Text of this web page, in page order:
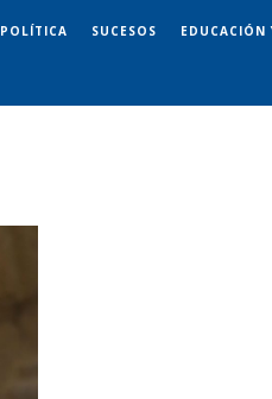
POLÍTICA SUCESOS EDUCACIÓN